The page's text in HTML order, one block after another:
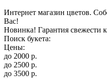
Интернет магазин цветов.
Вас!
Новинка! Гарантия свежести
Поиск букета:
Цены:
до 2000 р.
до 2500 р.
до 3500 р.